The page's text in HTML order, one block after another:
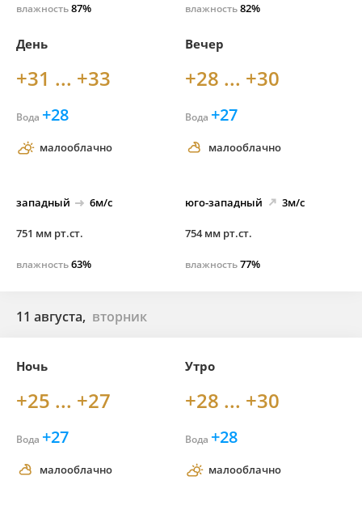
влажность87% влажность82%
День
+31 ... +33
Вода +28
малооблачно
западный 6м/с
751 мм рт.ст.
влажность63%
Вечер
+28 ... +30
Вода +27
малооблачно
юго-западный 3м/с
754 мм рт.ст.
влажность77%
11 августа, вторник
Ночь
+25 ... +27
Вода +27
малооблачно
Утро
+28 ... +30
Вода +28
малооблачно